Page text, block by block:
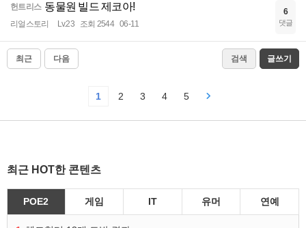
헌트리스 동물원 빌드 제코아!
리얼스토리 Lv.23 조회 2544 06-11
6
댓글
최근 다음 검색 글쓰기
1 2 3 4 5
최근 HOT한 콘텐츠
POE2 게임 IT 유머 연예